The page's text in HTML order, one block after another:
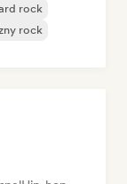
rock
rock